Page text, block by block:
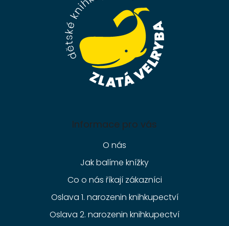
Informace pro vás
O nás
Jak balíme knížky
Co o nás říkají zákazníci
Oslava 1. narozenin knihkupectví
Oslava 2. narozenin knihkupectví